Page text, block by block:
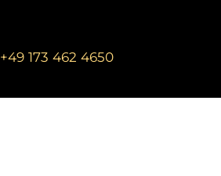
+49 173 462 4650